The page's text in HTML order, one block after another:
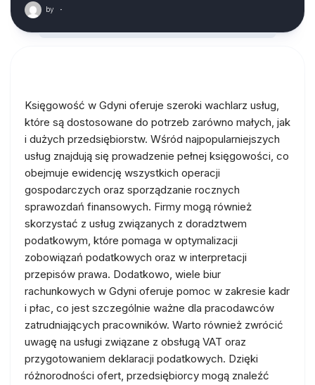
by ·
Księgowość w Gdyni oferuje szeroki wachlarz usług,
które są dostosowane do potrzeb zarówno małych, jak
i dużych przedsiębiorstw. Wśród najpopularniejszych
usług znajdują się prowadzenie pełnej księgowości, co
obejmuje ewidencję wszystkich operacji
gospodarczych oraz sporządzanie rocznych
sprawozdań finansowych. Firmy mogą również
skorzystać z usług związanych z doradztwem
podatkowym, które pomaga w optymalizacji
zobowiązań podatkowych oraz w interpretacji
przepisów prawa. Dodatkowo, wiele biur
rachunkowych w Gdyni oferuje pomoc w zakresie kadr
i płac, co jest szczególnie ważne dla pracodawców
zatrudniających pracowników. Warto również zwrócić
uwagę na usługi związane z obsługą VAT oraz
przygotowaniem deklaracji podatkowych. Dzięki
różnorodności ofert, przedsiębiorcy mogą znaleźć